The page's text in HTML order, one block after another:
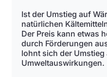
Ist der Umstieg auf
natürlichen
Der Preis kann etwas
durch Förderungen
lohnt sich der
Umweltauswirkungen.